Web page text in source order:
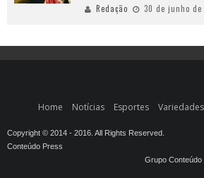
Redação 30 de junho de
Home Notícias Esportes Variedades
Copyright © 2014 - 2016. All Rights Reserved.
Conteúdo Press
Grupo